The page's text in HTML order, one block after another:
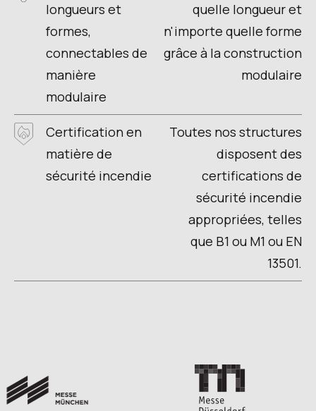
longueurs et
formes,
connectables de
manière
modulaire
quelle longueur et
n'importe quelle forme
grâce à la construction
modulaire
Certification en
matière de
sécurité incendie
Toutes nos structures
disposent des
certifications de
sécurité incendie
appropriées, telles
que B1 ou M1 ou EN
13501.